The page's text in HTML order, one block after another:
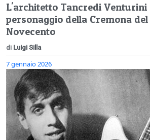
L'architetto Tancredi
personaggio della Cremona
Novecento
di Luigi Silla
7 gennaio 2026